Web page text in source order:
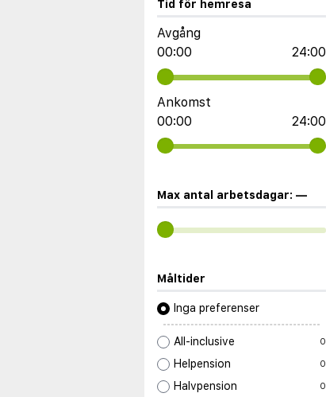
Tid för hemresa
Avgång
00:00
24:00
Ankomst
00:00
24:00
Max antal arbetsdagar: —
Måltider
Inga preferenser
All-inclusive 0
Helpension 0
Halvpension 0